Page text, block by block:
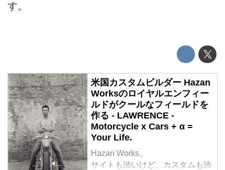
す。
米国カスタムビルダー Hazan
Worksのロイヤルエンフィー
ルドがクールなフィールドを
作る - LAWRENCE -
Motorcycle x Cars + α =
Your Life.
Hazan Works。
サイトも渋いけど、カスタムも渋